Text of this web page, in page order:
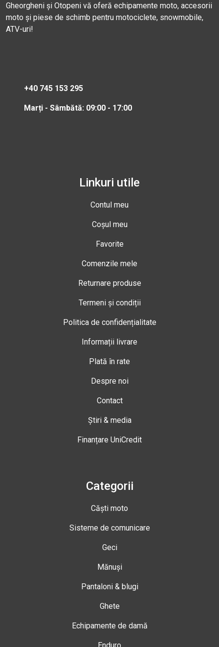
Gheorgheni și Otopeni vă oferă echipamente moto, accesorii
moto și piese de schimb pentru motociclete, snowmobile,
ATV-uri!
+40 745 153 295
Marți - Sâmbătă: 09:00 - 17:00
Linkuri utile
Contul meu
Coșul meu
Favorite
Comenzile mele
Returnare produse
Termeni și condiții
Politica de confidențialitate
Informații livrare
Plată în rate
Despre noi
Contact
Știri & media
Finanțare UniCredit
Categorii
Căști moto
Sisteme de comunicare
Geci
Mănuși
Pantaloni & blugi
Ghete
Echipamente de damă